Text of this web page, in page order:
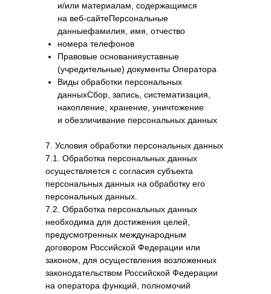
и/или материалам, содержащимся
на веб-сайтеПерсональные
данныефамилия, имя, отчество
номера телефонов
Правовые основанияуставные
(учредительные) документы Оператора
Виды обработки персональных
данныхСбор, запись, систематизация,
накопление, хранение, уничтожение
и обезличивание персональных данных
7. Условия обработки персональных данных
7.1. Обработка персональных данных
осуществляется с согласия субъекта
персональных данных на обработку его
персональных данных.
7.2. Обработка персональных данных
необходима для достижения целей,
предусмотренных международным
договором Российской Федерации или
законом, для осуществления возложенных
законодательством Российской Федерации
на оператора функций, полномочий